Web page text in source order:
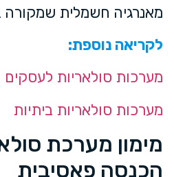
מאנרגיה חשמלית
לקריאה נוספת:
מערכות סולאריות לעסקים
מערכות סולאריות ביתיות
מימון מערכת
הכנסה פאסיבית